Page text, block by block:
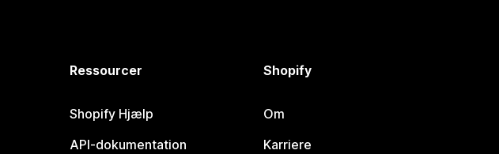
Ressourcer
Shopify Hjælp
API-dokumentation
Shopify
Om
Karriere